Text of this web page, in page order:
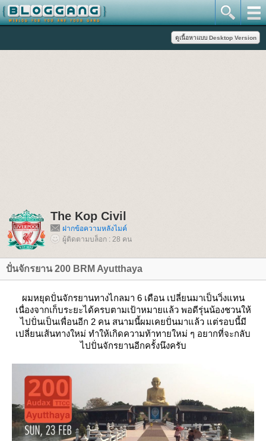
The Kop Civil
ฝากข้อความหลังไมค์
ผู้ติดตามบล็อก : 28 คน
ปั่นจักรยาน 200 BRM Ayutthaya
ผมหยุดปั่นจักรยานทางไกลมา 6 เดือน เปลี่ยนมาเป็นวิ่งแทน
เนื่องจากเก็บระยะได้ครบตามเป้าหมายแล้ว พอดีรุ่นน้องชวนให้
ไปปั่นเป็นเพื่อนอีก 2 คน สนามนี้ผมเคยปั่นมาแล้ว แต่รอบนี้มี
เปลี่ยนเส้นทางใหม่ ทำให้เกิดความท้าทายใหม่ ๆ อยากที่จะกลับ
ไปปั่นจักรยานอีกครั้งนึงครับ